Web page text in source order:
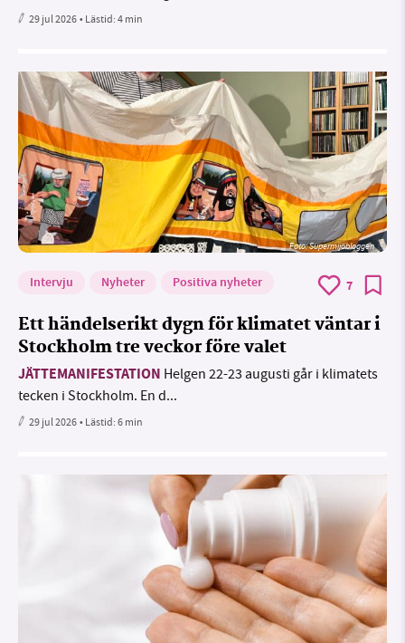
29 jul 2026• Lästid:4 min
Foto: Supermijöbloggen
Intervju Nyheter Positiva nyheter 7
Ett händelserikt dygn för klimatet väntar i
Stockholm tre veckor före valet
JÄTTEMANIFESTATION Helgen 22-23 augusti går i klimatets
tecken i Stockholm. En d...
29 jul 2026• Lästid:6 min